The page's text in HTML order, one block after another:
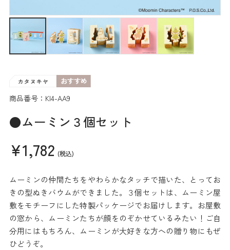
商品番号：KI4-AA9
●ムーミン３個セット
¥1,782 (税込)
ムーミンの仲間たちをやわらかなタッチで描いた、とってお
きの型ぬきバウムができました。３個セットは、ムーミン屋
敷をモチーフにした特製パッケージでお届けします。お屋敷
の窓から、ムーミンたちが顔をのぞかせているみたい！ご自
分用にはもちろん、ムーミンが大好きな方への贈り物にもぜ
ひどうぞ。